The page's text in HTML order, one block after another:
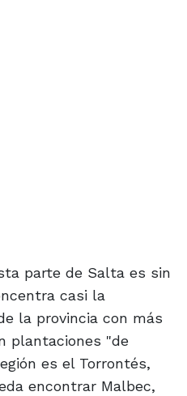
parte de Salta es sin
casi la
la provincia con más
plantaciones "de
es el Torrontés,
encontrar Malbec,